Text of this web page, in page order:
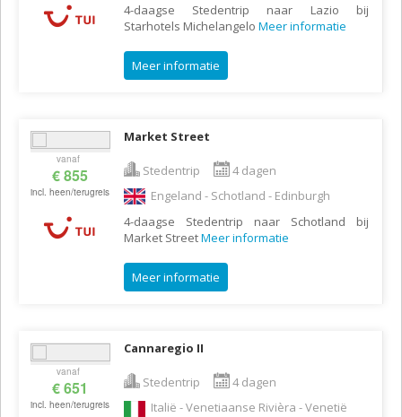
4-daagse Stedentrip naar Lazio bij
Starhotels Michelangelo Meer informatie
Meer informatie
vanaf
€ 855
incl. heen/terugreis
Market Street
Stedentrip
4 dagen
Engeland - Schotland - Edinburgh
4-daagse Stedentrip naar Schotland bij
Market StreetMeer informatie
Meer informatie
vanaf
€ 651
incl. heen/terugreis
Cannaregio II
Stedentrip
4 dagen
Italië - Venetiaanse Rivièra - Venetië